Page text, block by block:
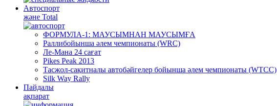
Автоспорт
және Total
ФОРМУЛА-1: МАУСЫМНАН МАУСЫМҒА
Раллибойынша әлем чемпионаты (WRC)
Ле-Мана 24 сағат
Pikes Peak 2013
Тасжол-сақитналы автобәйгелер бойынша әлем чемпионаты (WTCC)
Silk Way Rally
Пайдалы
ақпарат